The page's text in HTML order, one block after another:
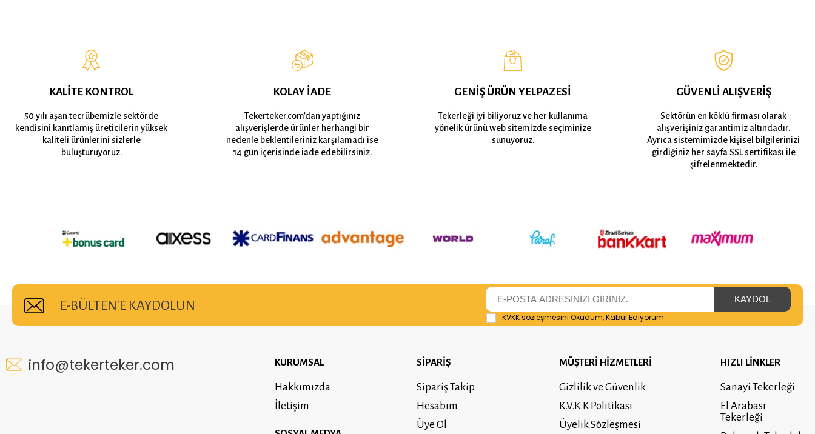
KALİTE KONTROL
50 yılı aşan tecrübemizle sektörde
kendisini kanıtlamış üreticilerin yüksek
kaliteli ürünlerini sizlerle
buluşturuyoruz.
KOLAY İADE
Tekerteker.com’dan yaptığınız
alışverişlerde ürünler herhangi bir
nedenle beklentileriniz karşılamadı ise
14 gün içerisinde iade edebilirsiniz.
GENİŞ ÜRÜN YELPAZESİ
Tekerleği iyi biliyoruz ve her kullanıma
yönelik ürünü web sitemizde seçiminize
sunuyoruz.
GÜVENLİ ALIŞVERİŞ
Sektörün en köklü firması olarak
alışverişiniz garantimiz altındadır.
Ayrıca sistemimizde kişisel bilgilerinizi
girdiğiniz her sayfa SSL sertifikası ile
şifrelenmektedir.
E-BÜLTEN'E KAYDOLUN
KVKK sözleşmesini Okudum, Kabul Ediyorum.
info@tekerteker.com KURUMSAL
Hakkımızda
İletişim
SİPARİŞ
Sipariş Takip
Hesabım
Üye Ol
MÜŞTERİ HİZMETLERİ
Gizlilik ve Güvenlik
K.V.K.K Politikası
Üyelik Sözleşmesi
HIZLI LİNKLER
Sanayi Tekerleği
El Arabası
Tekerleği